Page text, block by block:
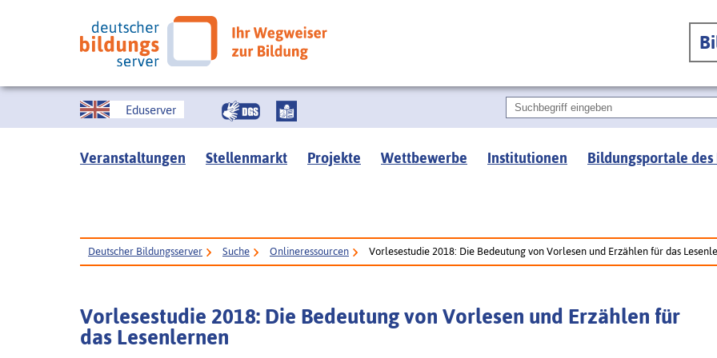
Eduserver
Veranstaltungen Stellenmarkt Projekte Wettbewerbe Institutionen Bildungsportale des
Deutscher Bildungsserver Suche Onlineressourcen Vorlesestudie 2018: Die Bedeutung von Vorlesen und Erzählen für das
Vorlesestudie 2018: Die Bedeutung von Vorlesen und Erzählen für
das Lesenlernen